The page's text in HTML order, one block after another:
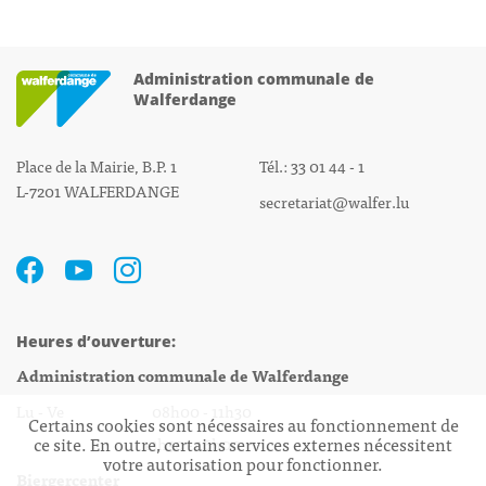
Administration communale de
Walferdange
Place de la Mairie, B.P. 1
L-7201 WALFERDANGE
Tél.: 33 01 44 - 1
secretariat@walfer.lu
Heures d’ouverture:
Administration communale de Walferdange
13h30 - 16h00
Biergercenter
Certains cookies sont nécessaires au fonctionnement de
ce site. En outre, certains services externes nécessitent
votre autorisation pour fonctionner.